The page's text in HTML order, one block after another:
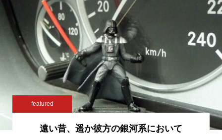
featured
遠い昔、遥か彼方の銀河系において